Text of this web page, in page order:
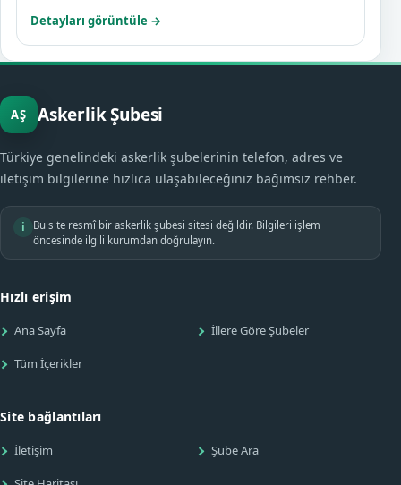
Detayları görüntüle →
AŞ Askerlik Şubesi
Türkiye genelindeki askerlik şubelerinin telefon, adres ve
iletişim bilgilerine hızlıca ulaşabileceğiniz bağımsız rehber.
i
Bu site resmî bir askerlik şubesi sitesi değildir. Bilgileri işlem
öncesinde ilgili kurumdan doğrulayın.
Hızlı erişim
Ana Sayfa İllere Göre Şubeler
Tüm İçerikler
Site bağlantıları
İletişim Şube Ara